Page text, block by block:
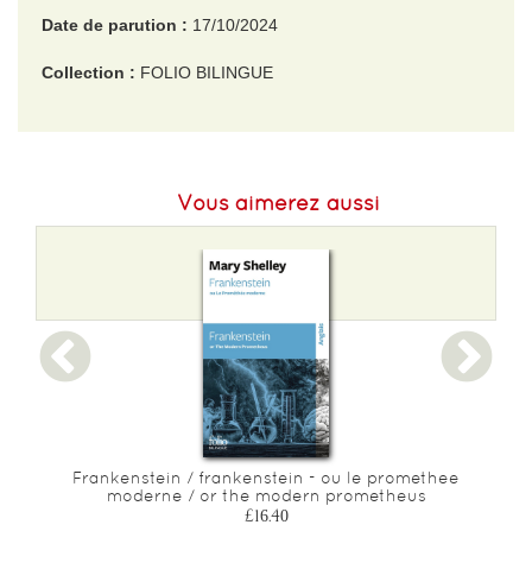
Date de parution : 17/10/2024
Collection : FOLIO BILINGUE
Vous aimerez aussi
Frankenstein / frankenstein - ou le promethee
moderne / or the modern prometheus
£16.40